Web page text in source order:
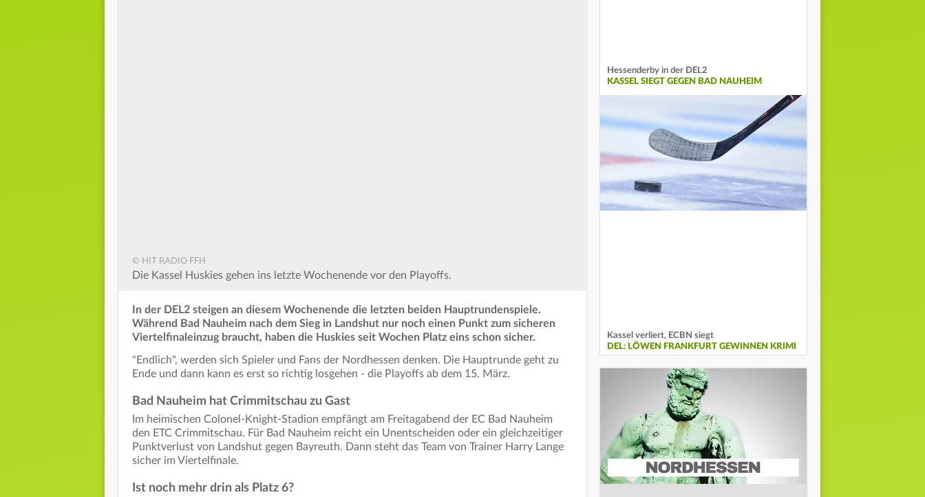
© HIT RADIO FFH
Die Kassel Huskies gehen ins letzte Wochenende vor den Playoffs.
In der DEL2 steigen an diesem Wochenende die letzten beiden Hauptrundenspiele.
Während Bad Nauheim nach dem Sieg in Landshut nur noch einen Punkt zum sicheren
Viertelfinaleinzug braucht, haben die Huskies seit Wochen Platz eins schon sicher.
"Endlich", werden sich Spieler und Fans der Nordhessen denken. Die Hauptrunde geht zu
Ende und dann kann es erst so richtig losgehen - die Playoffs ab dem 15. März.
Bad Nauheim hat Crimmitschau zu Gast
Im heimischen Colonel-Knight-Stadion empfängt am Freitagabend der EC Bad Nauheim
den ETC Crimmitschau. Für Bad Nauheim reicht ein Unentscheiden oder ein gleichzeitiger
Punktverlust von Landshut gegen Bayreuth. Dann steht das Team von Trainer Harry Lange
sicher im Viertelfinale.
Ist noch mehr drin als Platz 6?
Hessenderby in der DEL2
KASSEL SIEGT GEGEN BAD NAUHEIM
Kassel verliert, ECBN siegt
DEL: LÖWEN FRANKFURT GEWINNEN KRIMI